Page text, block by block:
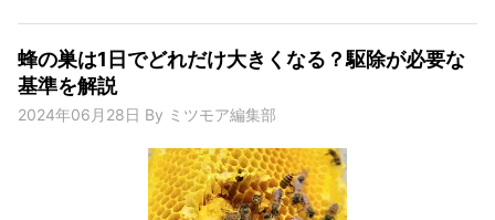
蜂の巣は1日でどれだけ大きくなる？駆除が必要な
基準を解説
2024年06月28日 By ミツモア編集部